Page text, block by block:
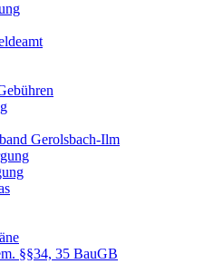
Gerolsbach-Ilm
§§34, 35 BauGB